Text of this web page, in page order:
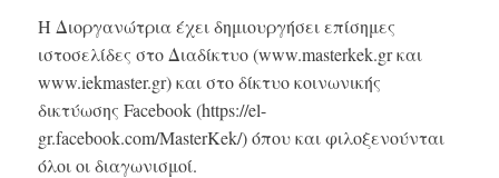
Η Διοργανώτρια έχει δημιουργήσει επίσημες
ιστοσελίδες στο Διαδίκτυο (www.masterkek.gr και
www.iekmaster.gr) και στο δίκτυο κοινωνικής
δικτύωσης Facebook (https://el-
gr.facebook.com/MasterKek/) όπου και φιλοξενούνται
όλοι οι διαγωνισμοί.